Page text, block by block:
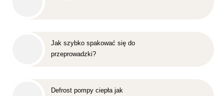
Jak szybko spakować się do
przeprowadzki?
Defrost pompy ciepła jak